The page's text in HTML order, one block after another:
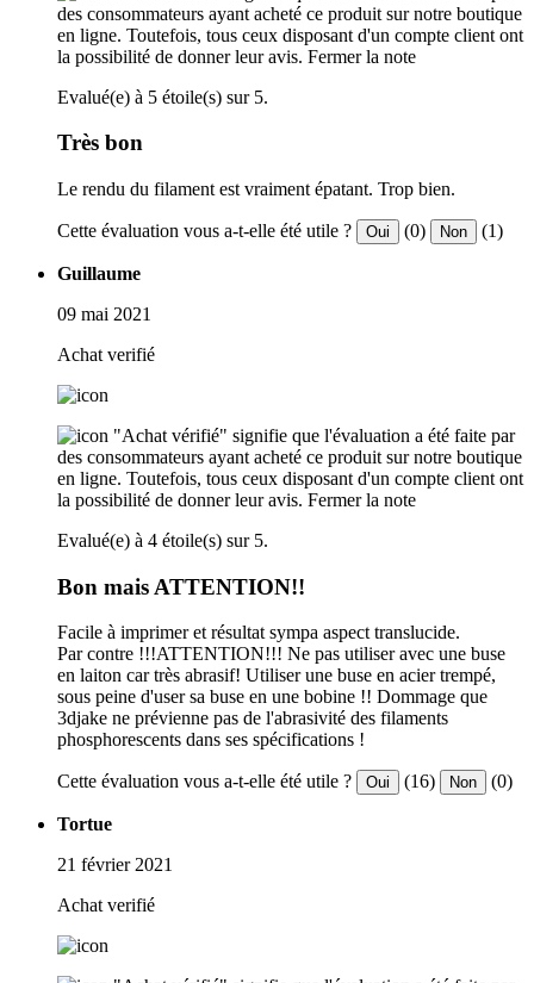
des consommateurs ayant acheté ce produit sur notre boutique
en ligne. Toutefois, tous ceux disposant d'un compte client ont
la possibilité de donner leur avis. Fermer la note
Evalué(e) à 5 étoile(s) sur 5.
Très bon
Le rendu du filament est vraiment épatant. Trop bien.
Cette évaluation vous a-t-elle été utile ? Oui (0) Non (1)
Guillaume
09 mai 2021
Achat verifié
"Achat vérifié" signifie que l'évaluation a été faite par
des consommateurs ayant acheté ce produit sur notre boutique
en ligne. Toutefois, tous ceux disposant d'un compte client ont
la possibilité de donner leur avis. Fermer la note
Evalué(e) à 4 étoile(s) sur 5.
Bon mais ATTENTION!!
Facile à imprimer et résultat sympa aspect translucide.
Par contre !!!ATTENTION!!! Ne pas utiliser avec une buse
en laiton car très abrasif! Utiliser une buse en acier trempé,
sous peine d'user sa buse en une bobine !! Dommage que
3djake ne prévienne pas de l'abrasivité des filaments
phosphorescents dans ses spécifications !
Cette évaluation vous a-t-elle été utile ? Oui (16) Non (0)
Tortue
21 février 2021
Achat verifié